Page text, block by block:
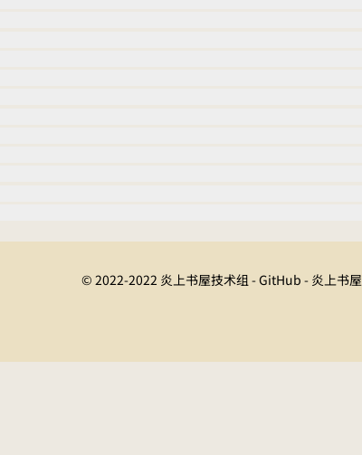
© 2022-2022 炎上书屋技术组 - GitHub - 炎上书屋